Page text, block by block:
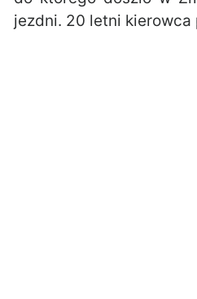
jezdni. 20 letni kierowca